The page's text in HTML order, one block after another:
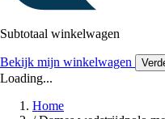
Subtotaal winkelwagen
Bekijk mijn winkelwagen
Loading...
Home